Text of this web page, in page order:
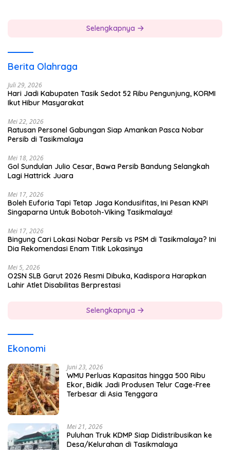
Selengkapnya
Berita Olahraga
Juli 29, 2026
Hari Jadi Kabupaten Tasik Sedot 52 Ribu Pengunjung, KORMI
Ikut Hibur Masyarakat
Mei 22, 2026
Ratusan Personel Gabungan Siap Amankan Pasca Nobar
Persib di Tasikmalaya
Mei 18, 2026
Gol Sundulan Julio Cesar, Bawa Persib Bandung Selangkah
Lagi Hattrick Juara
Mei 17, 2026
Boleh Euforia Tapi Tetap Jaga Kondusifitas, Ini Pesan KNPI
Singaparna Untuk Bobotoh-Viking Tasikmalaya!
Mei 17, 2026
Bingung Cari Lokasi Nobar Persib vs PSM di Tasikmalaya? Ini
Dia Rekomendasi Enam Titik Lokasinya
Mei 5, 2026
O2SN SLB Garut 2026 Resmi Dibuka, Kadispora Harapkan
Lahir Atlet Disabilitas Berprestasi
Selengkapnya
Ekonomi
Juni 23, 2026
WMU Perluas Kapasitas hingga 500 Ribu
Ekor, Bidik Jadi Produsen Telur Cage-Free
Terbesar di Asia Tenggara
Mei 21, 2026
Puluhan Truk KDMP Siap Didistribusikan ke
Desa/Kelurahan di Tasikmalaya